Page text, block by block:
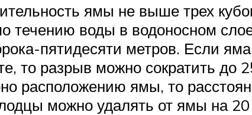
ямы не выше трех
течению воды в водоносном
пятидесяти метров. Если
то разрыв можно сократить до
расположению ямы, то
можно удалять от ямы на